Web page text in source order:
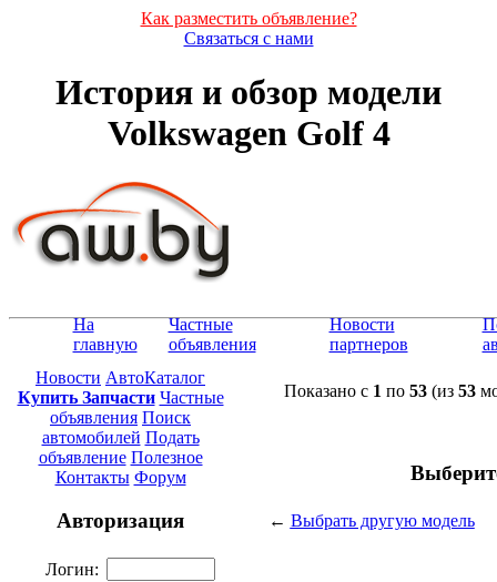
Как разместить объявление?
Связаться с нами
История и обзор модели
Volkswagen Golf 4
На
главную
Частные
объявления
Новости
партнеров
Новости АвтоКаталог
Купить Запчасти Частные
объявления Поиск
автомобилей Подать
объявление Полезное
Контакты Форум
Авторизация
Логин:
Показано с 1 по 53(из 53
← Выбрать другую модель